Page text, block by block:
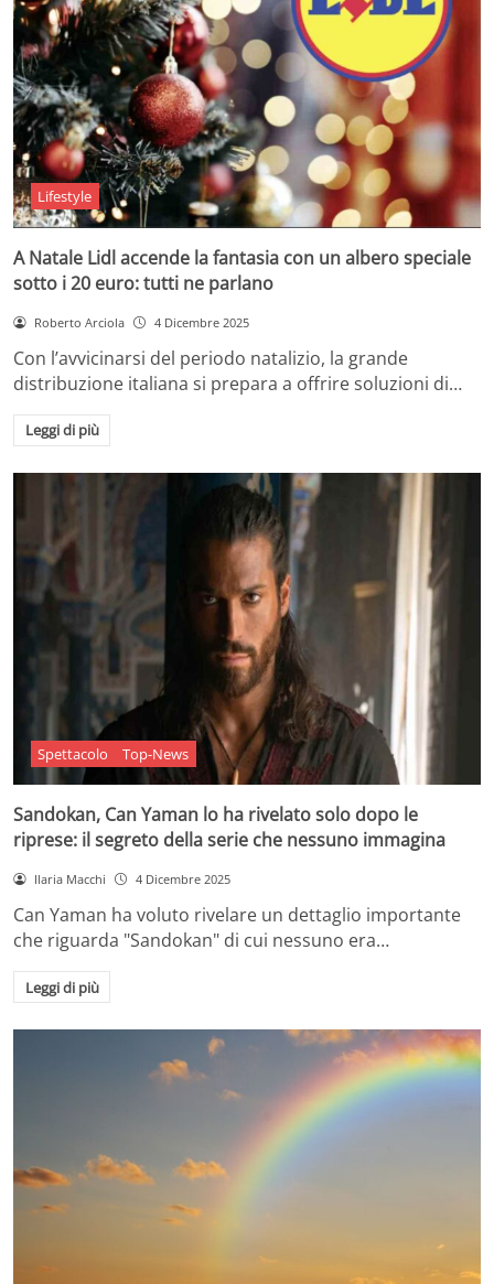
Lifestyle
A Natale Lidl accende la fantasia con un albero speciale
sotto i 20 euro: tutti ne parlano
Roberto Arciola 4 Dicembre 2025
Con l’avvicinarsi del periodo natalizio, la grande
distribuzione italiana si prepara a offrire soluzioni di…
Leggi di più
Spettacolo Top-News
Sandokan, Can Yaman lo ha rivelato solo dopo le
riprese: il segreto della serie che nessuno immagina
Ilaria Macchi 4 Dicembre 2025
Can Yaman ha voluto rivelare un dettaglio importante
che riguarda "Sandokan" di cui nessuno era…
Leggi di più